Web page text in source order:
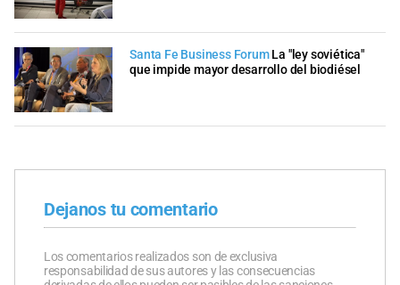
Santa Fe Business Forum La "ley soviética"
que impide mayor desarrollo del biodiésel
Dejanos tu comentario
Los comentarios realizados son de exclusiva
responsabilidad de sus autores y las consecuencias